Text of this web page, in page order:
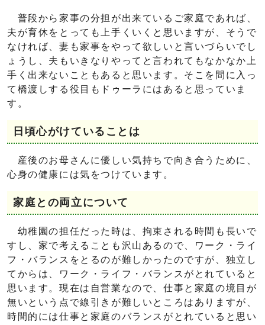
普段から家事の分担が出来ているご家庭であれば、
夫が育休をとっても上手くいくと思いますが、そうで
なければ、妻も家事をやって欲しいと言いづらいでし
ょうし、夫もいきなりやってと言われてもなかなか上
手く出来ないこともあると思います。そこを間に入っ
て橋渡しする役目もドゥーラにはあると思っていま
す。
日頃心がけていることは
産後のお母さんに優しい気持ちで向き合うために、
心身の健康には気をつけています。
家庭との両立について
幼稚園の担任だった時は、拘束される時間も長いで
すし、家で考えることも沢山あるので、ワーク・ライ
フ・バランスをとるのが難しかったのですが、独立し
てからは、ワーク・ライフ・バランスがとれていると
思います。現在は自営業なので、仕事と家庭の境目が
無いという点で線引きが難しいところはありますが、
時間的には仕事と家庭のバランスがとれていると思い